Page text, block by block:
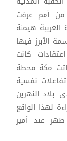
من أمم عرفت
العربية هيمنة
الأبرز فيها
كانت
باتت مكة محطة
نفسية
النهرين
لهذا الواقع
عند أمير